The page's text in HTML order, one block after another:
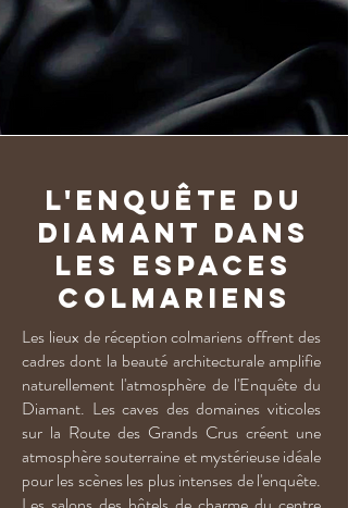
L'Enquête du
Diamant dans
les espaces
colmariens
Les lieux de réception colmariens offrent des
cadres dont la beauté architecturale amplifie
naturellement l'atmosphère de l'Enquête du
Diamant. Les caves des domaines viticoles
sur la Route des Grands Crus créent une
atmosphère souterraine et mystérieuse idéale
pour les scènes les plus intenses de l'enquête.